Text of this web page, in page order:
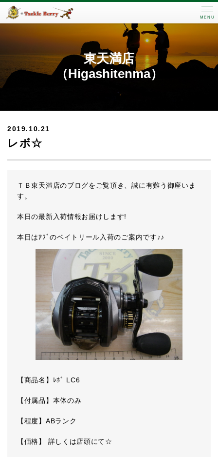
MENU
東天満店
（Higashitenma）
2019.10.21
レボ☆
ＴＢ東天満店のブログをご覧頂き、誠に有難う御座いま
す。
本日の最新入荷情報お届けします!
本日はｱﾌﾞのベイトリール入荷のご案内です♪♪
【商品名】ﾚﾎﾞ LC6
【付属品】本体のみ
【程度】ABランク
【価格】 詳しくは店頭にて☆